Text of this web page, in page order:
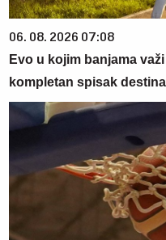
06. 08. 2026 07:08
Evo u kojim banjama
kompletan spisak